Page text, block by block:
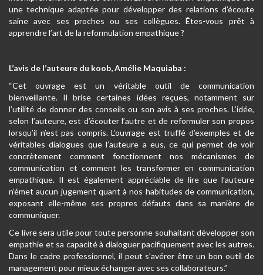
une technique adaptée pour développer des relations d’écoute
saine avec ses proches ou ses collègues. Êtes-vous prêt à
apprendre l’art de la reformulation empathique ?
L’avis de l’auteure du koob, Amélie Maquiaba :
“Cet ouvrage est un véritable outil de communication
bienveillante. Il brise certaines idées reçues, notamment sur
l’utilité de donner des conseils ou son avis à ses proches. L’idée,
selon l’auteure, est d’écouter l’autre et de reformuler son propos
lorsqu’il n’est pas compris. L’ouvrage est truffé d’exemples et de
véritables dialogues que l’auteure a eus, ce qui permet de voir
concrètement comment fonctionnent nos mécanismes de
communication et comment les transformer en communication
empathique. Il est également appréciable de lire que l’auteure
n’émet aucun jugement quant à nos habitudes de communication,
exposant elle-même ses propres défauts dans sa manière de
communiquer.
Ce livre sera utile pour toute personne souhaitant développer son
empathie et sa capacité à dialoguer pacifiquement avec les autres.
Dans le cadre professionnel, il peut s’avérer être un bon outil de
management pour mieux échanger avec ses collaborateurs.”